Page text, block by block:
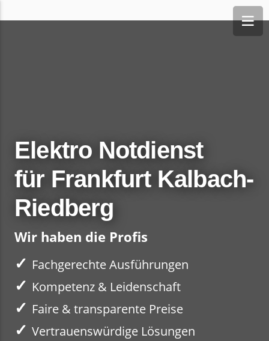
Elektro Notdienst
für Frankfurt Kalbach-
Riedberg
Wir haben die Profis
✓ Fachgerechte Ausführungen
✓ Kompetenz & Leidenschaft
✓ Faire & transparente Preise
✓ Vertrauenswürdige Lösungen